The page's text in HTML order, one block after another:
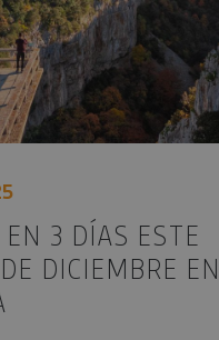
EN 3 DÍAS ESTE
DICIEMBRE EN